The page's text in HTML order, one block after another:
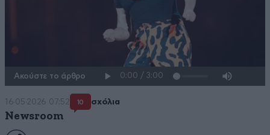
Ακούστε το άρθρο
16·05·2026 07:52 10 σχόλια
Newsroom